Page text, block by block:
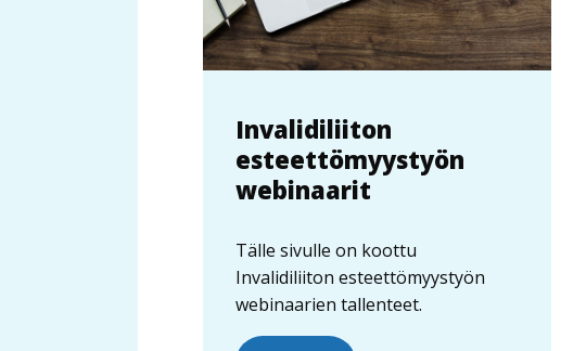
Invalidiliiton
esteettömyystyön
webinaarit
Tälle sivulle on koottu
Invalidiliiton esteettömyystyön
webinaarien tallenteet.